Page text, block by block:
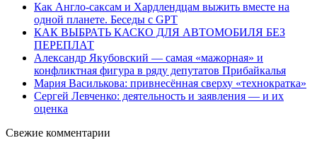
Как Англо-саксам и Хардлендцам выжить вместе на
одной планете. Беседы с GPT
КАК ВЫБРАТЬ КАСКО ДЛЯ АВТОМОБИЛЯ БЕЗ
ПЕРЕПЛАТ
Александр Якубовский — самая «мажорная» и
конфликтная фигура в ряду депутатов Прибайкалья
Мария Василькова: привнесённая сверху «технократка»
Сергей Левченко: деятельность и заявления — и их
оценка
Свежие комментарии